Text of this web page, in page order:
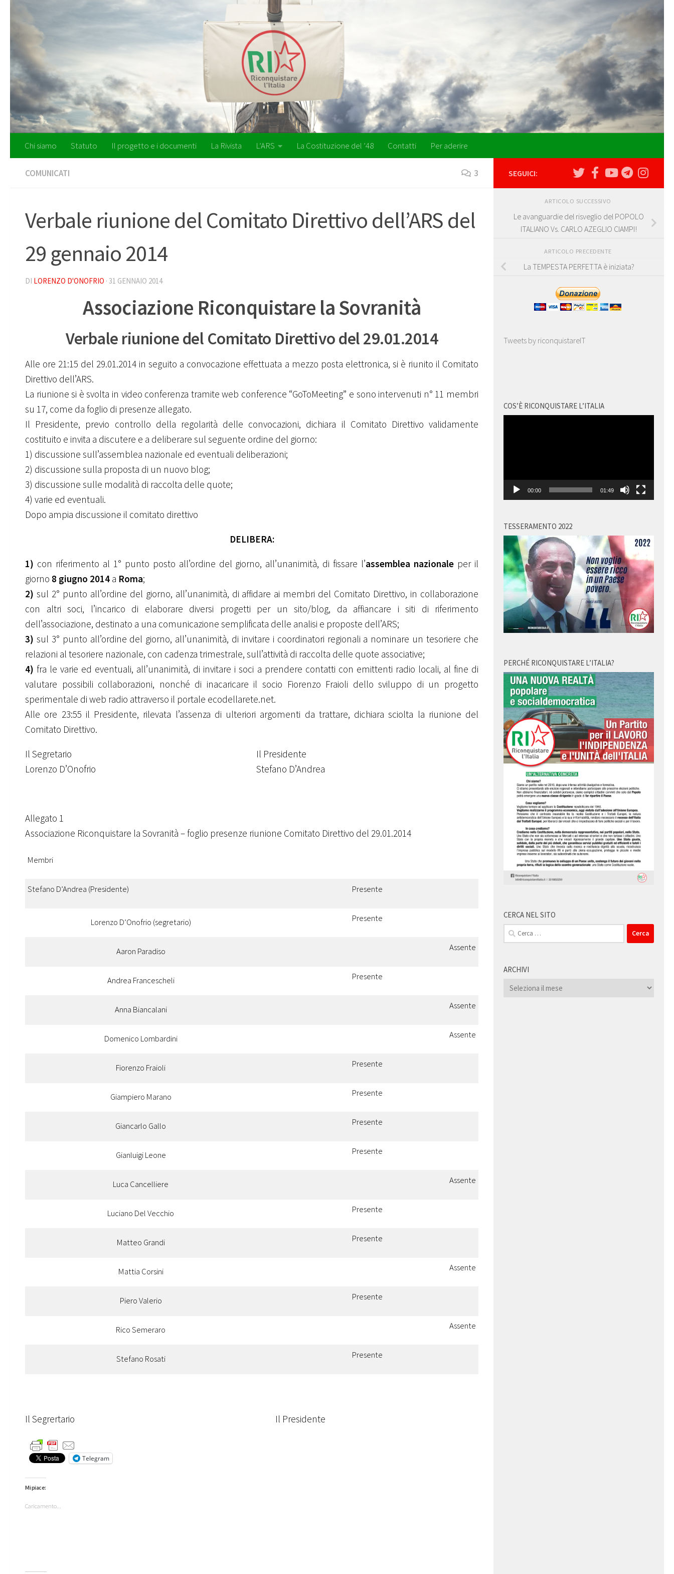
Salta al contenuto
Chi siamo Statuto Il progetto e i documenti La Rivista L’ARS La Costituzione del ’48 Contatti Per aderire
COMUNICATI 3
Verbale riunione del Comitato Direttivo dell’ARS del
29 gennaio 2014
DI LORENZO D'ONOFRIO · 31 GENNAIO 2014
Associazione Riconquistare la Sovranità
Verbale riunione del Comitato Direttivo del 29.01.2014
Alle ore 21:15 del 29.01.2014 in seguito a convocazione effettuata a mezzo posta elettronica, si è riunito il Comitato
Direttivo dell’ARS.
La riunione si è svolta in video conferenza tramite web conference “GoToMeeting” e sono intervenuti n° 11 membri
su 17, come da foglio di presenze allegato.
Il Presidente, previo controllo della regolarità delle convocazioni, dichiara il Comitato Direttivo validamente
costituito e invita a discutere e a deliberare sul seguente ordine del giorno:
1) discussione sull’assemblea nazionale ed eventuali deliberazioni;
2) discussione sulla proposta di un nuovo blog;
3) discussione sulle modalità di raccolta delle quote;
4) varie ed eventuali.
Dopo ampia discussione il comitato direttivo
DELIBERA:
1) con riferimento al 1° punto posto all’ordine del giorno, all’unanimità, di fissare l’assemblea nazionale per il
giorno 8 giugno 2014 a Roma;
2) sul 2° punto all’ordine del giorno, all’unanimità, di affidare ai membri del Comitato Direttivo, in collaborazione
con altri soci, l’incarico di elaborare diversi progetti per un sito/blog, da affiancare i siti di riferimento
dell’associazione, destinato a una comunicazione semplificata delle analisi e proposte dell’ARS;
3) sul 3° punto all’ordine del giorno, all’unanimità, di invitare i coordinatori regionali a nominare un tesoriere che
relazioni al tesoriere nazionale, con cadenza trimestrale, sull’attività di raccolta delle quote associative;
4) fra le varie ed eventuali, all’unanimità, di invitare i soci a prendere contatti con emittenti radio locali, al fine di
valutare possibili collaborazioni, nonché di inacaricare il socio Fiorenzo Fraioli dello sviluppo di un progetto
sperimentale di web radio attraverso il portale ecodellarete.net.
Alle ore 23:55 il Presidente, rilevata l’assenza di ulteriori argomenti da trattare, dichiara sciolta la riunione del
Comitato Direttivo.
Il Segretario Il Presidente
Lorenzo D’Onofrio Stefano D’Andrea
Allegato 1
Associazione Riconquistare la Sovranità – foglio presenze riunione Comitato Direttivo del 29.01.2014
Membri
Stefano D’Andrea (Presidente) Presente
Lorenzo D’Onofrio (segretario) Presente
Aaron Paradiso Assente
Andrea Francescheli Presente
Anna Biancalani Assente
Domenico Lombardini Assente
Fiorenzo Fraioli Presente
Giampiero Marano Presente
Giancarlo Gallo Presente
Gianluigi Leone Presente
Luca Cancelliere Assente
Luciano Del Vecchio Presente
Matteo Grandi Presente
Mattia Corsini Assente
Piero Valerio Presente
Rico Semeraro Assente
Stefano Rosati Presente
Il Segrertario Il Presidente
Telegram
Mi piace:
Caricamento...
SEGUICI:
ARTICOLO SUCCESSIVO
Le avanguardie del risveglio del POPOLO
ITALIANO Vs. CARLO AZEGLIO CIAMPI!
ARTICOLO PRECEDENTE
La TEMPESTA PERFETTA è iniziata?
Tweets by riconquistareIT
COS’È RICONQUISTARE L’ITALIA
00:00 01:49
TESSERAMENTO 2022
PERCHÉ RICONQUISTARE L’ITALIA?
CERCA NEL SITO
Ricerca
per:
ARCHIVI
Archivi